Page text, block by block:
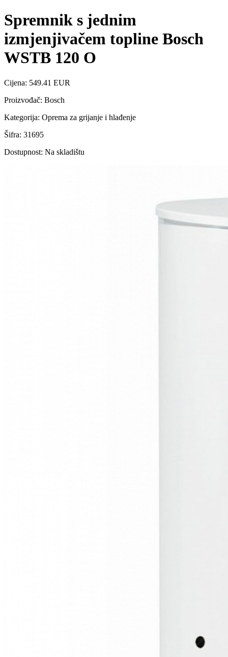
Spremnik s jednim
izmjenjivačem topline Bosch
WSTB 120 O
Cijena: 549.41 EUR
Proizvođač: Bosch
Kategorija: Oprema za grijanje i hlađenje
Šifra: 31695
Dostupnost: Na skladištu